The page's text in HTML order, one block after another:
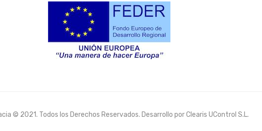
© 2021. Todos los Derechos Reservados. Desarrollo por Clearis UControl S.L.